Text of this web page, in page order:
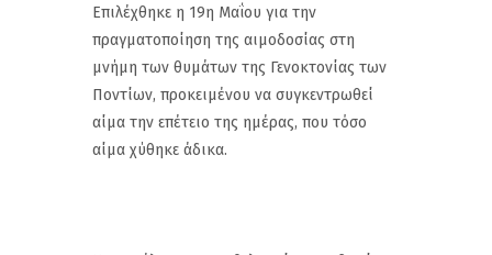
Επιλέχθηκε η 19η Μαΐου για την
πραγματοποίηση της αιμοδοσίας στη
μνήμη των θυμάτων της Γενοκτονίας των
Ποντίων, προκειμένου να συγκεντρωθεί
αίμα την επέτειο της ημέρας, που τόσο
αίμα χύθηκε άδικα.